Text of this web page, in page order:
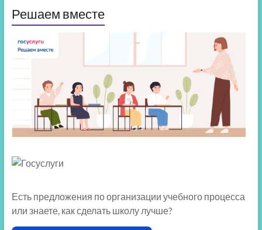
Решаем вместе
Есть предложения по организации учебного процесса
или знаете, как сделать школу лучше?